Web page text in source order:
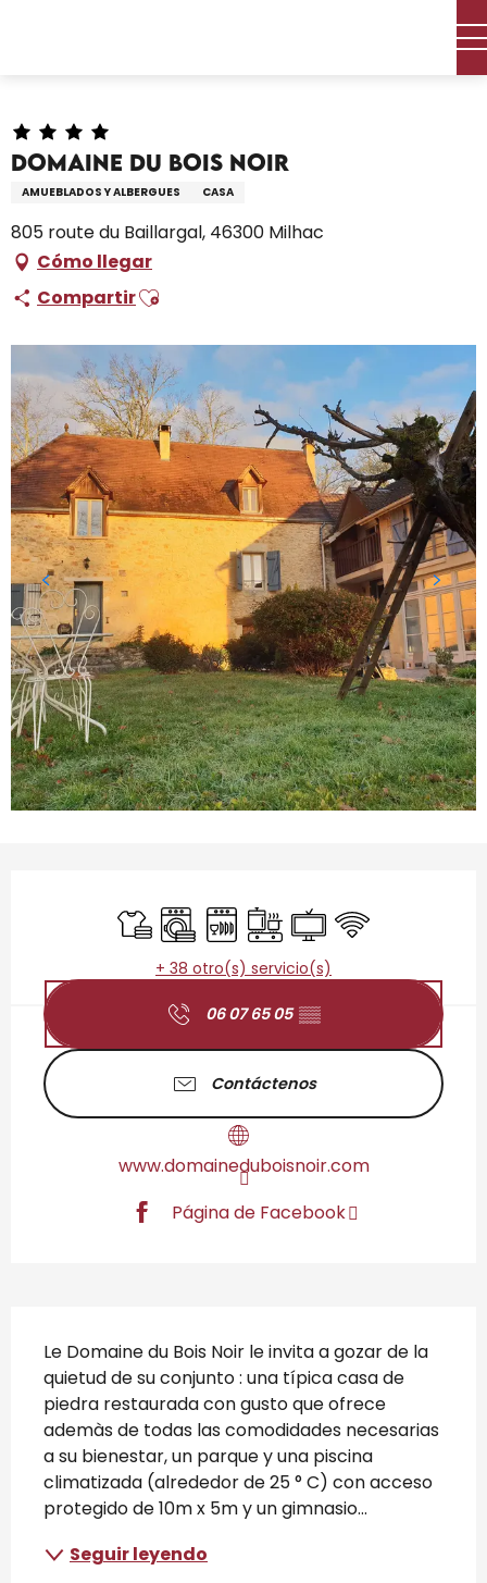
Domaine Du Bois Noir
AMUEBLADOS Y ALBERGUES CASA
805 route du Baillargal, 46300 Milhac
Cómo llegar
CompartirAjouter aux favoris
Sábanas y ropa de cama
LavadoraLavavajillas
Placa de cocción
Televisión
Wifi
+ 38 otro(s) servicio(s)
06 07 65 05 ▒▒
Contáctenos
www.domaineduboisnoir.com
Página de Facebook
Le Domaine du Bois Noir le invita a gozar de la
quietud de su conjunto : una típica casa de
piedra restaurada con gusto que ofrece
ademàs de todas las comodidades necesarias
a su bienestar, un parque y una piscina
climatizada (alrededor de 25 ° C) con acceso
protegido de 10m x 5m y un gimnasio...
Seguir leyendo